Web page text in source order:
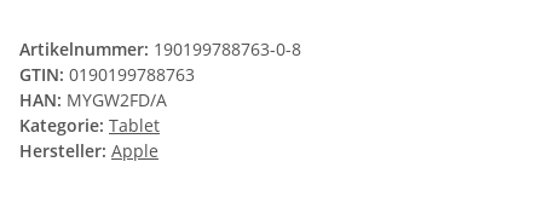
Artikelnummer: 190199788763-0-8
GTIN: 0190199788763
HAN: MYGW2FD/A
Kategorie: Tablet
Hersteller: Apple